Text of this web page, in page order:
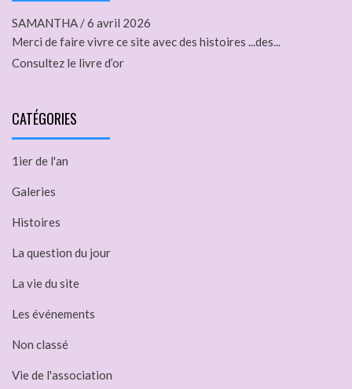
SAMANTHA /6 avril 2026
Merci de faire vivre ce site avec des histoires ...des...
Consultez le livre d’or
CATÉGORIES
1ier de l'an
Galeries
Histoires
La question du jour
La vie du site
Les événements
Non classé
Vie de l'association